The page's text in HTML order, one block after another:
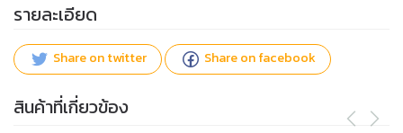
รายละเอียด
Share on twitter Share on facebook
สินค้าที่เกี่ยวข้อง